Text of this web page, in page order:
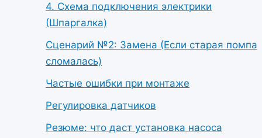
4. Схема подключения электрики
(Шпаргалка)
Сценарий №2: Замена (Если старая помпа
сломалась)
Частые ошибки при монтаже
Регулировка датчиков
Резюме: что даст установка насоса